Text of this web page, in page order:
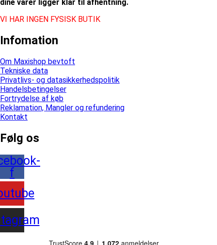
dine varer ligger klar til afhentning.
VI HAR INGEN FYSISK BUTIK
Infomation
Om Maxishop bevtoft
Tekniske data
Privatlivs- og datasikkerhedspolitik
Handelsbetingelser
Fortrydelse af køb
Reklamation, Mangler og refundering
Kontakt
Følg os
f